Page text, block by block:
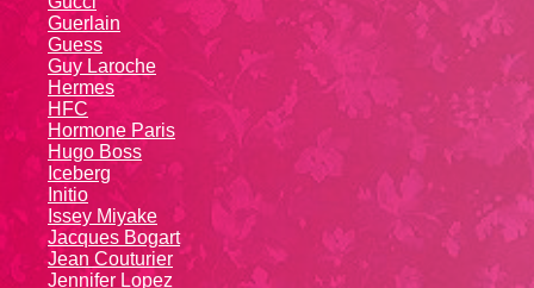
Guerlain
Guess
Guy Laroche
Hermes
HFC
Hormone Paris
Hugo Boss
Iceberg
Initio
Issey Miyake
Jacques Bogart
Jean Couturier
Jennifer Lopez